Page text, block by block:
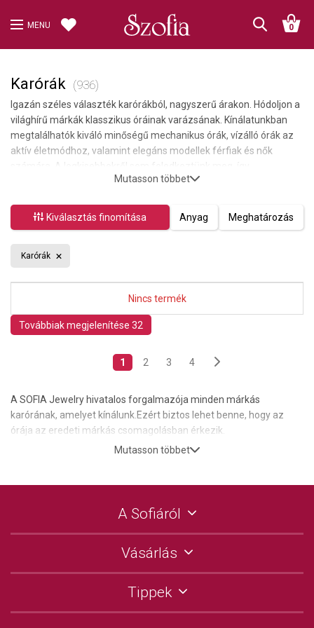
MENU 0
Karórák (936)
Igazán széles választék karórákból, nagyszerű árakon. Hódoljon a
világhírű márkák klasszikus óráinak varázsának. Kínálatunkban
megtalálhatók kiváló minőségű mechanikus órák, vízálló órák az
aktív életmódhoz, valamint elegáns modellek férfiak és nők
számára. A legkisebbekről sem feledkeztünk meg, így
gyermekórák is elérhetők nálunk.
Mutasson többet
Kiválasztás finomítása Anyag Meghatározás
Karórák
Nincs termék
Továbbiak megjelenítése 32
1 2 3 4
A SOFIA Jewelry hivatalos forgalmazója minden márkás
karórának, amelyet kínálunk.Ezért biztos lehet benne, hogy az
órája az eredeti márkás csomagolásban érkezik.
Mutasson többet
A Sofiáról
Vásárlás
Tippek